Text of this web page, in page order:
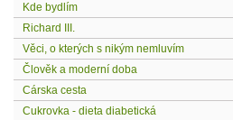
Kde bydlím
Richard III.
Věci, o kterých s nikým nemluvím
Člověk a moderní doba
Cárska cesta
Cukrovka - dieta diabetická